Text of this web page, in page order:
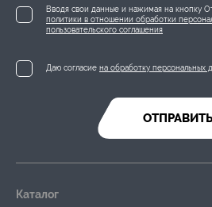
Вводя свои данные и нажимая на кнопку
политики в отношении обработки
пользовательского соглашения
Даю согласие на обработку персональных
Каталог